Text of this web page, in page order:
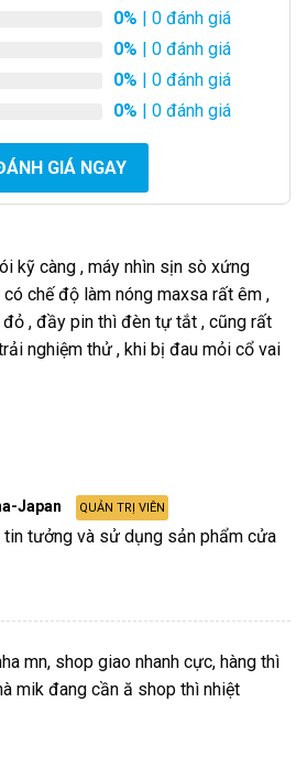
0% | 0 đánh giá
0% | 0 đánh giá
0% | 0 đánh giá
0% | 0 đánh giá
GIÁ NGAY
kỹ càng , máy nhìn sịn sò xứng
chế độ làm nóng maxsa rất êm ,
, đầy pin thì đèn tự tắt , cũng rất
nghiệm thử , khi bị đau mỏi cổ vai
Japan
QUẢN TRỊ VIÊN
tin tưởng và sử dụng sản phẩm cửa
mn, shop giao nhanh cực, hàng thì
mik đang cần ă shop thì nhiệt